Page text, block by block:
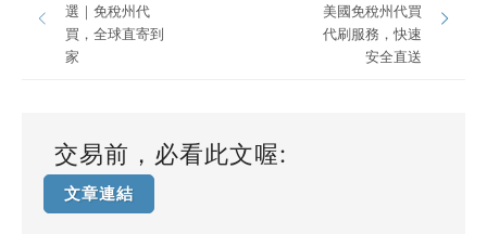
選｜免稅州代
買，全球直寄到
家
美國免稅州代買
代刷服務，快速
安全直送
交易前，必看此文喔:
文章連結